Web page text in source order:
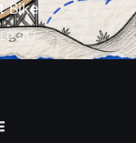
Bike
617